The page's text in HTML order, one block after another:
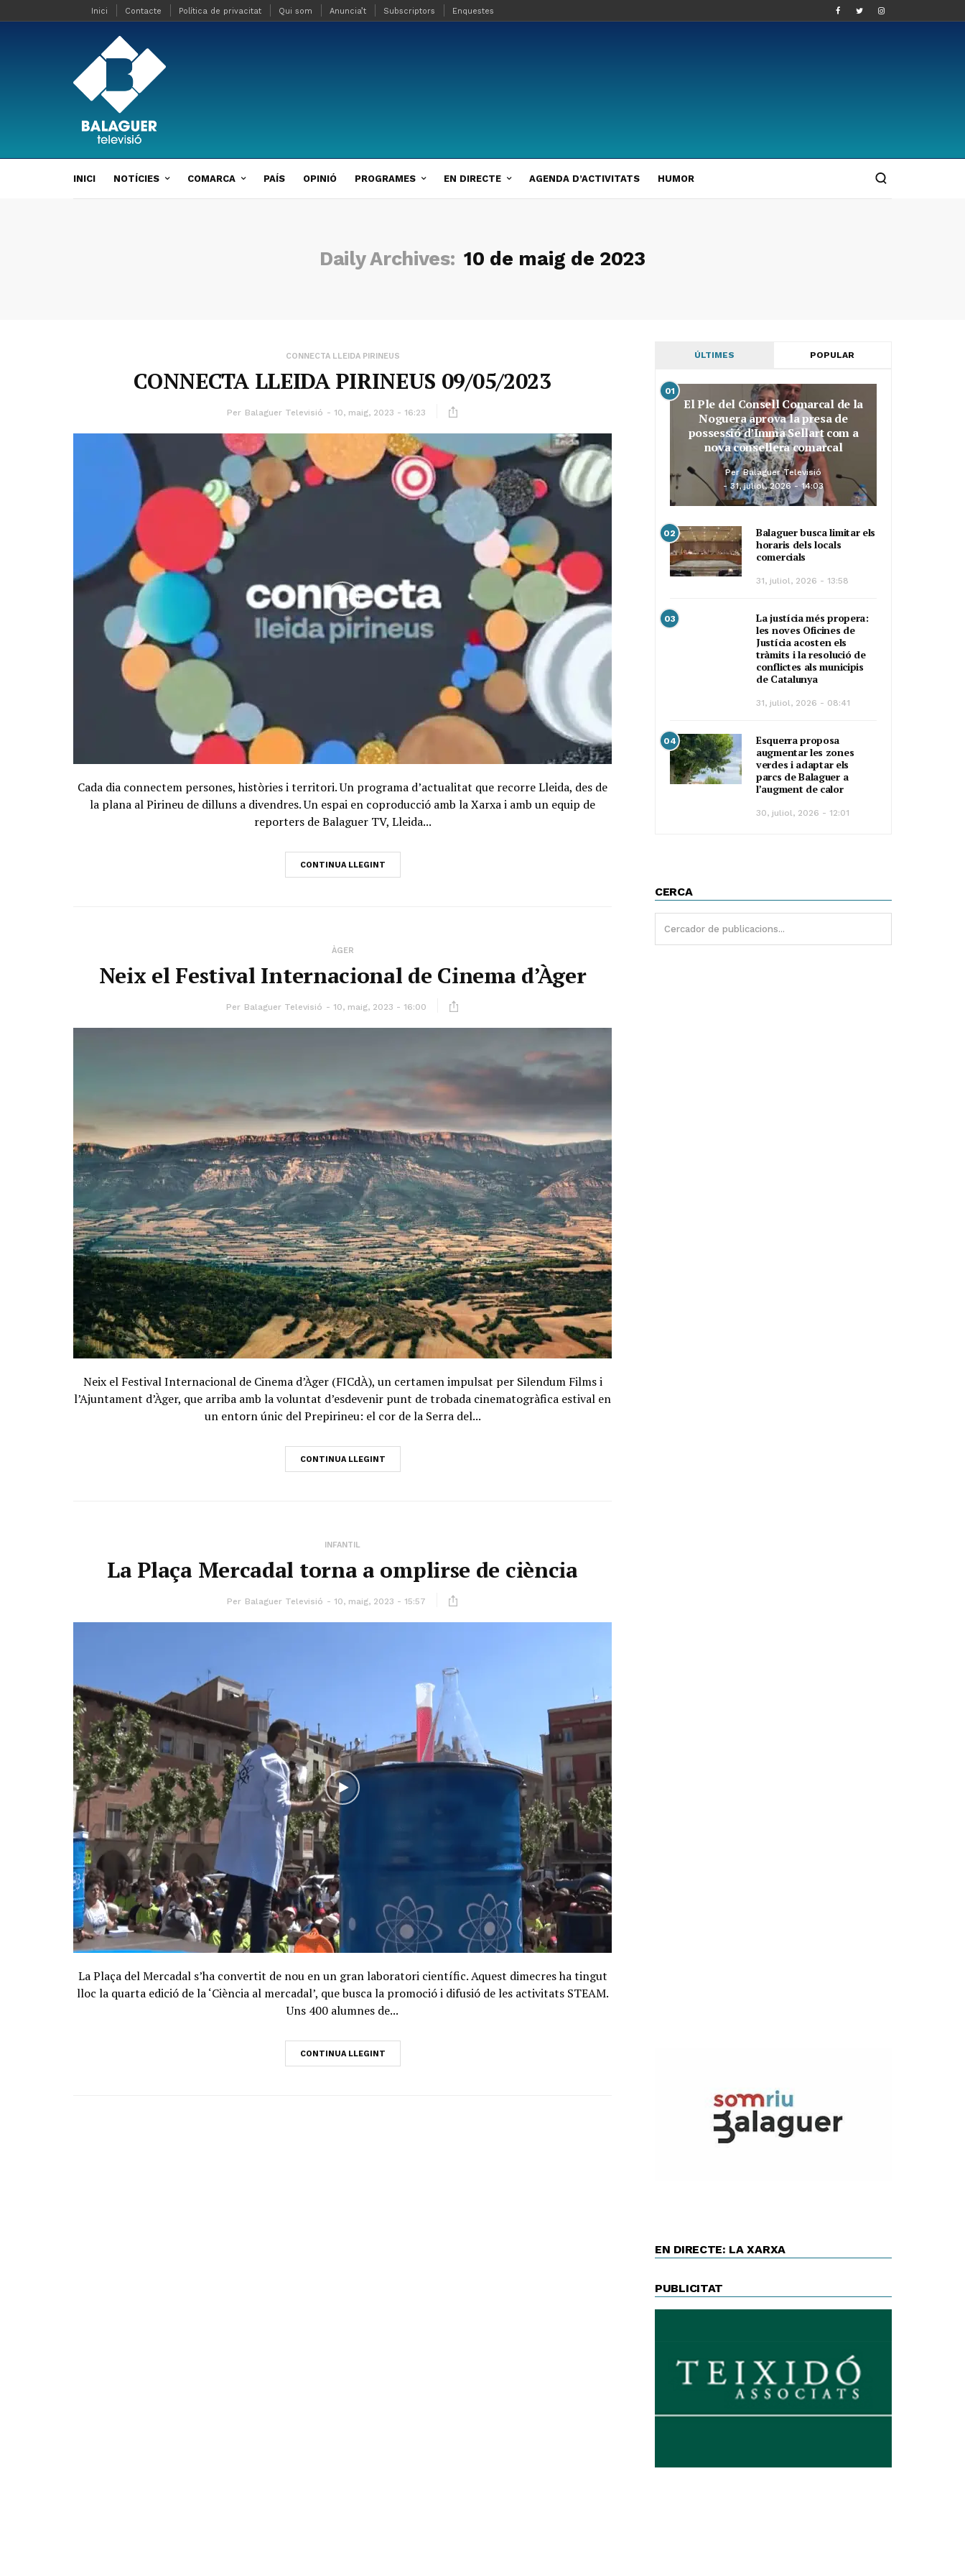
Inici Contacte Política de privacitat Qui som Anuncia’t Subscriptors Enquestes
INICI NOTÍCIES COMARCA PAÍS OPINIÓ PROGRAMES EN DIRECTE AGENDA D’ACTIVITATS HUMOR
Daily Archives: 10 de maig de 2023
CONNECTA LLEIDA PIRINEUS
CONNECTA LLEIDA PIRINEUS 09/05/2023
Per Balaguer Televisió 10, maig, 2023 - 16:23
Cada dia connectem persones, històries i territori. Un programa d’actualitat que recorre Lleida, des de
la plana al Pirineu de dilluns a divendres. Un espai en coproducció amb la Xarxa i amb un equip de
reporters de Balaguer TV, Lleida...
CONTINUA LLEGINT
ÀGER
Neix el Festival Internacional de Cinema d’Àger
Per Balaguer Televisió 10, maig, 2023 - 16:00
Neix el Festival Internacional de Cinema d’Àger (FICdÀ), un certamen impulsat per Silendum Films i
l’Ajuntament d’Àger, que arriba amb la voluntat d’esdevenir punt de trobada cinematogràfica estival en
un entorn únic del Prepirineu: el cor de la Serra del...
CONTINUA LLEGINT
INFANTIL
La Plaça Mercadal torna a omplirse de ciència
Per Balaguer Televisió 10, maig, 2023 - 15:57
La Plaça del Mercadal s’ha convertit de nou en un gran laboratori científic. Aquest dimecres ha tingut
lloc la quarta edició de la ‘Ciència al mercadal’, que busca la promoció i difusió de les activitats STEAM.
Uns 400 alumnes de...
CONTINUA LLEGINT
ÚLTIMES POPULAR
01
El Ple del Consell Comarcal de la
Noguera aprova la presa de
possessió d’Imma Sellart com a
nova consellera comarcal
Per Balaguer Televisió
31, juliol, 2026 - 14:03
02
Balaguer busca limitar els
horaris dels locals
comercials
31, juliol, 2026 - 13:58
03
La justícia més propera:
les noves Oficines de
Justícia acosten els
tràmits i la resolució de
conflictes als municipis
de Catalunya
31, juliol, 2026 - 08:41
04
Esquerra proposa
augmentar les zones
verdes i adaptar els
parcs de Balaguer a
l’augment de calor
30, juliol, 2026 - 12:01
CERCA
EN DIRECTE: LA XARXA
PUBLICITAT